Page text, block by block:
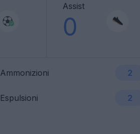
Assist
0
Ammonizioni 2
Espulsioni 2